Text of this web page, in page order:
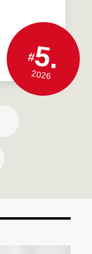
#5.
2026